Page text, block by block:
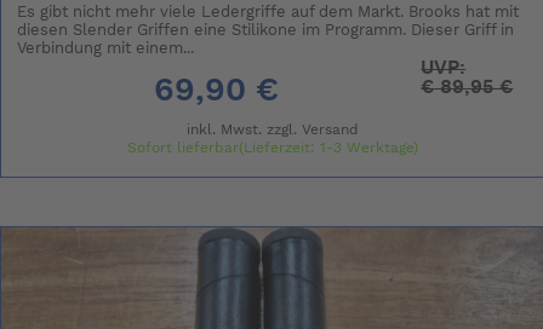
Es gibt nicht mehr viele Ledergriffe auf dem Markt. Brooks hat mit
diesen Slender Griffen eine Stilikone im Programm. Dieser Griff in
Verbindung mit einem...
69,90 €
UVP:
€89,95 €
inkl. Mwst. zzgl. Versand
Sofort lieferbar(Lieferzeit: 1-3 Werktage)